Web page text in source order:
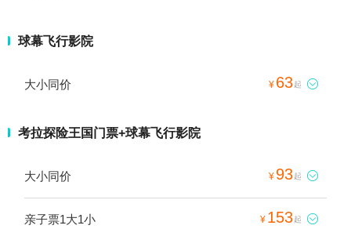
球幕飞行影院
大小同价 ¥ 63起 
考拉探险王国门票+球幕飞行影院
大小同价 ¥ 93起 
亲子票1大1小 ¥ 153起 